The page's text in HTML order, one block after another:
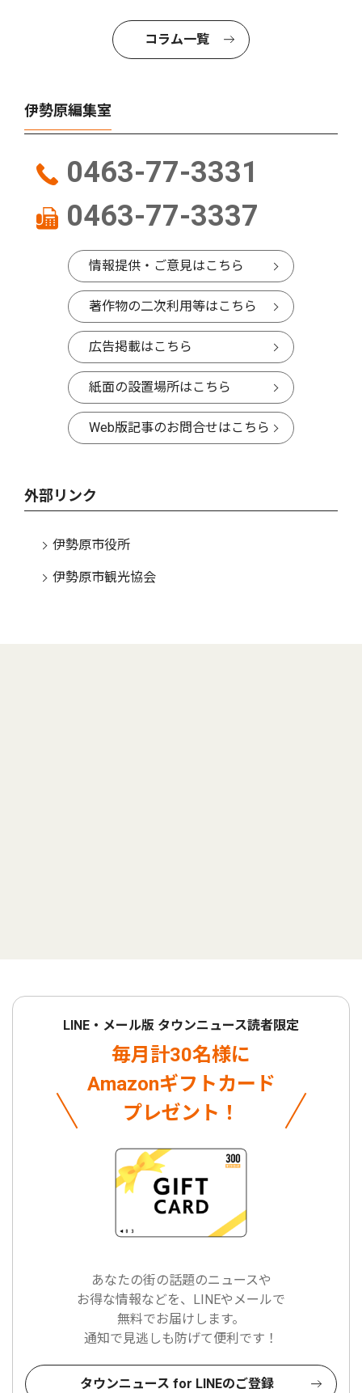
コラム一覧
伊勢原編集室
0463-77-3331
0463-77-3337
情報提供・ご意見はこちら
著作物の二次利用等はこちら
広告掲載はこちら
紙面の設置場所はこちら
Web版記事のお問合せはこちら
外部リンク
伊勢原市役所
伊勢原市観光協会
LINE・メール版 タウンニュース読者限定
毎月計30名様に
Amazonギフトカード
プレゼント！
あなたの街の話題のニュースや
お得な情報などを、LINEやメールで
無料でお届けします。
通知で見逃しも防げて便利です！
タウンニュース for LINEのご登録